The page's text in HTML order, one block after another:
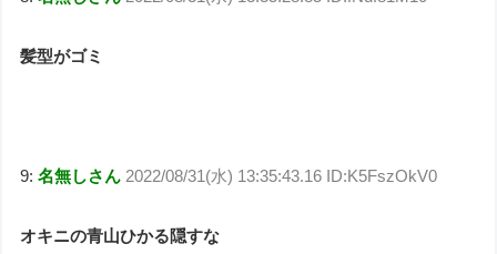
髪型がゴミ
9:名無しさん 2022/08/31(水) 13:35:43.16 ID:K5FszOkV0
オキニの青山ひかる隠すな